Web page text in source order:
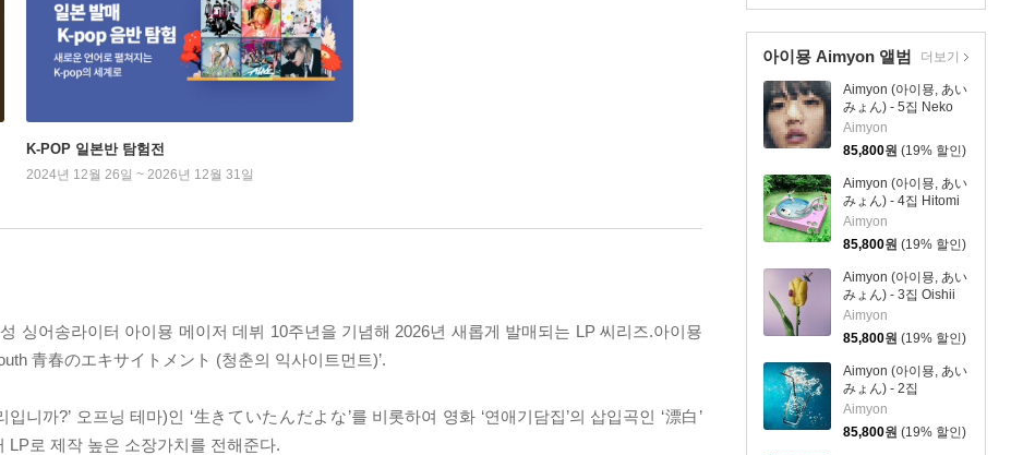
인치 Vinyl]
아이묭 Aimyon 앨범
Aimyon (아이묭, あい
みょん) - 5집 Neko
Ni Jealousy (고양이
에 대한 질투) [컬러
2LP]
Aimyon
85,800원 (19% 할인)
Aimyon (아이묭, あい
みょん) - 4집 Hitomi
E Ochiruyo Record
(눈동자에 떨어지는
레코드) [컬러 2LP]
Aimyon
85,800원 (19% 할인)
Aimyon (아이묭, あい
みょん) - 3집 Oishii
Pasta Ga Aru To Kiite
(맛있는 파스타가 있
다고 들어서) [컬러
2LP]
Aimyon
85,800원 (19% 할인)
Aimyon (아이묭, あい
みょん) - 2집
Syunkanteki Sixth
Sense (순간적인 식
스센스) [컬러 2LP]
Aimyon
85,800원 (19% 할인)
더보기
K-POP 일본반 탐험전
2024년 12월 26일 ~ 2026년 12월 31일
싱어송라이터 아이묭 메이저 데뷔 10주년을 기념해 2026년 새롭게 발매되는 LP 씨리즈.아이묭
青春のエキサイトメント (청춘의 익사이트먼트)’.
니까?’ 오프닝 테마)인 ‘生きていたんだよな’를 비롯하여 영화 ‘연애기담집’의 삽입곡인 ‘漂白’
LP로 제작 높은 소장가치를 전해준다.